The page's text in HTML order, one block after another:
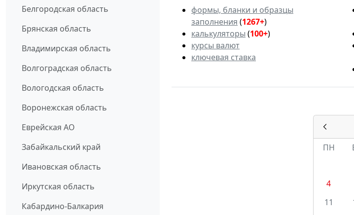
Белгородская область
Брянская область
Владимирская область
Волгоградская область
Вологодская область
Воронежская область
Еврейская АО
Забайкальский край
Ивановская область
Иркутская область
Кабардино-Балкария
формы, бланки и образцы
заполнения (1267+)
калькуляторы (100+)
курсы валют
ключевая ставка
ПН
4
11